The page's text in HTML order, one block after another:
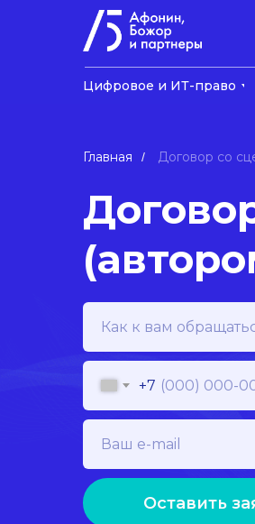
Цифровое и ИТ-право
Главная / Договор со
+7
Оставить